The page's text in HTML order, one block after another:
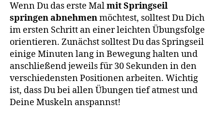
Wenn Du das erste Malmit Springseil
springen abnehmenmöchtest, solltest Du Dich
im ersten Schritt an einer leichten Übungsfolge
orientieren. Zunächst solltest Du das Springseil
einige Minuten lang in Bewegung halten und
anschließend jeweils für 30 Sekunden in den
verschiedensten Positionen arbeiten. Wichtig
ist, dass Du bei allen Übungen tief atmest und
Deine Muskeln anspannst!